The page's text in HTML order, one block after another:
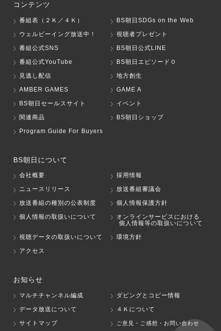
コンテンツ
番組表（２Ｋ／４Ｋ）
BS朝日SDGs on the Web
ウェルビーイング放送中！
視聴者プレゼント
番組公式SNS
BS朝日公式LINE
番組公式YouTube
BS朝日エピソード０
見逃し配信
地方創生
AMBER GAMES
GAME A
BS朝日セールスサイト
イベント
関連商品
BS朝日ショップ
Program Guide For Buyers
BS朝日について
会社概要
採用情報
ニュースリリース
放送番組審議会
放送番組の種別の公表制度
個人情報保護方針
個人情報の取扱いについて
オンラインサービスにおける
個人情報等の取扱いについて
視聴データの取扱いについて
環境方針
アクセス
お知らせ
マルチチャンネル編成
ダビングとコピー情報
データ放送について
４Ｋについて
サイトマップ
ご意見・ご感想・お問い合わせ